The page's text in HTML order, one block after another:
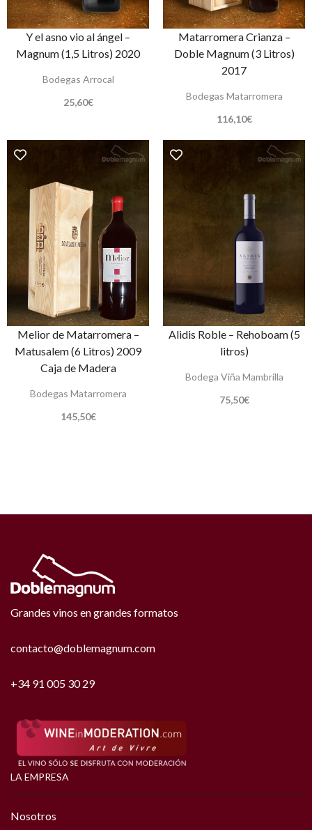
Y el asno vio al ángel –
Magnum (1,5 Litros) 2020
Bodegas Arrocal
25,60€
Matarromera Crianza –
Doble Magnum (3 Litros)
2017
Bodegas Matarromera
116,10€
Melior de Matarromera –
Matusalem (6 Litros) 2009
Caja de Madera
Bodegas Matarromera
145,50€
Alidis Roble – Rehoboam (5
litros)
Bodega Viña Mambrilla
75,50€
Grandes vinos en grandes formatos
contacto@doblemagnum.com
+34 91 005 30 29
LA EMPRESA
Nosotros